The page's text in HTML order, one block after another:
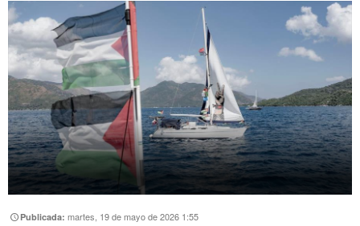
Instagram como: hispan_tv
Publicada:martes, 19 de mayo de 2026 1:55